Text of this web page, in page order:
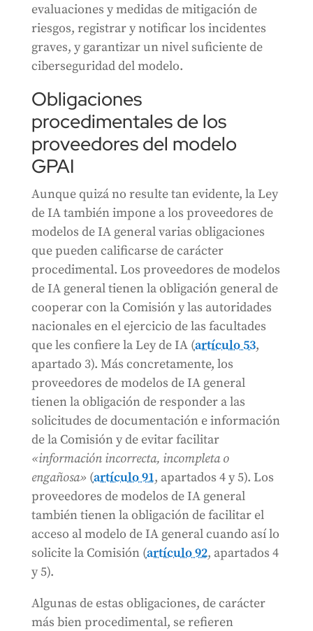
evaluaciones y medidas de mitigación de
riesgos, registrar y notificar los incidentes
graves, y garantizar un nivel suficiente de
ciberseguridad del modelo.
Obligaciones
procedimentales de los
proveedores del modelo
GPAI
Aunque quizá no resulte tan evidente, la Ley
de IA también impone a los proveedores de
modelos de IA general varias obligaciones
que pueden calificarse de carácter
procedimental. Los proveedores de modelos
de IA general tienen la obligación general de
cooperar con la Comisión y las autoridades
nacionales en el ejercicio de las facultades
que les confiere la Ley de IA (artículo 53,
apartado 3). Más concretamente, los
proveedores de modelos de IA general
tienen la obligación de responder a las
solicitudes de documentación e información
de la Comisión y de evitar facilitar
«información incorrecta, incompleta o
engañosa» (artículo 91, apartados 4 y 5). Los
proveedores de modelos de IA general
también tienen la obligación de facilitar el
acceso al modelo de IA general cuando así lo
solicite la Comisión (artículo 92, apartados 4
y 5).
Algunas de estas obligaciones, de carácter
más bien procedimental, se refieren